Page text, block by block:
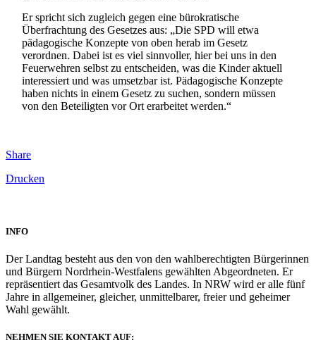
Er spricht sich zugleich gegen eine bürokratische
Überfrachtung des Gesetzes aus: „Die SPD will etwa
pädagogische Konzepte von oben herab im Gesetz
verordnen. Dabei ist es viel sinnvoller, hier bei uns in den
Feuerwehren selbst zu entscheiden, was die Kinder aktuell
interessiert und was umsetzbar ist. Pädagogische Konzepte
haben nichts in einem Gesetz zu suchen, sondern müssen
von den Beteiligten vor Ort erarbeitet werden.“
Share
Drucken
INFO
Der Landtag besteht aus den von den wahlberechtigten Bürgerinnen
und Bürgern Nordrhein-Westfalens gewählten Abgeordneten. Er
repräsentiert das Gesamtvolk des Landes. In NRW wird er alle fünf
Jahre in allgemeiner, gleicher, unmittelbarer, freier und geheimer
Wahl gewählt.
NEHMEN SIE KONTAKT AUF: